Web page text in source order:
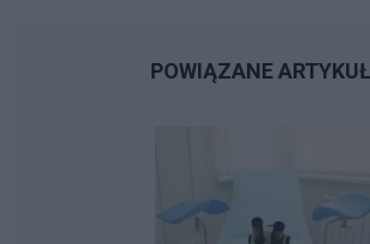
POWIĄZANE